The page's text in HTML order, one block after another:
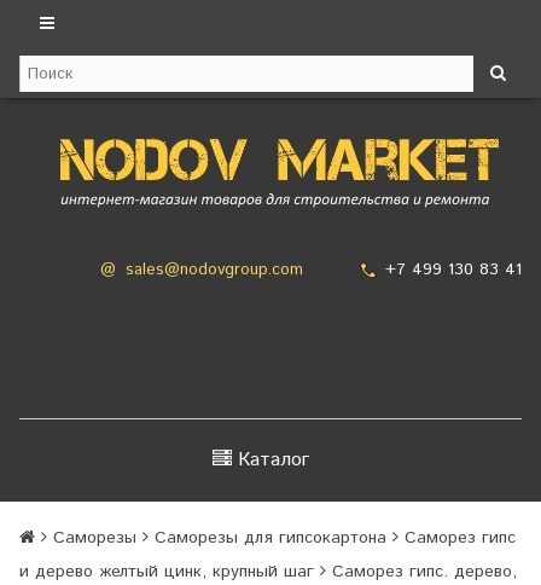
@ sales@nodovgroup.com +7 499 130 83 41
Каталог
Саморезы Саморезы для гипсокартона
Саморез гипс
и дерево желтый цинк, крупный шаг
Саморез гипс. дерево,